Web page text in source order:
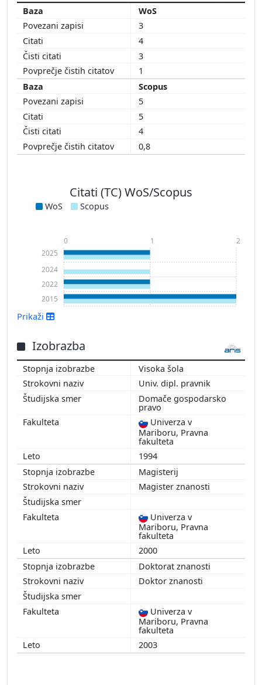
WoS
3
4
3
1
Scopus
5
5
4
0,8
Citati (TC) WoS/Scopus
WoS Scopus
2015
2022
2024
2025
0 1 2
Prikaži več
Prikaži
Izobrazba
Visoka šola
Univ. dipl. pravnik
Domače gospodarsko
pravo
Univerza v
Mariboru, Pravna
fakulteta
1994
Magisterij
Magister znanosti
Univerza v
Mariboru, Pravna
fakulteta
2000
Doktorat znanosti
Doktor znanosti
Univerza v
Mariboru, Pravna
fakulteta
2003